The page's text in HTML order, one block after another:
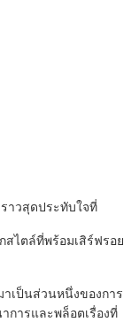
าวสุดประทับใจที่
ไตล์ที่พร้อมเสิร์ฟรอย
เป็นส่วนหนึ่งของการ
การและพล็อตเรื่องที่